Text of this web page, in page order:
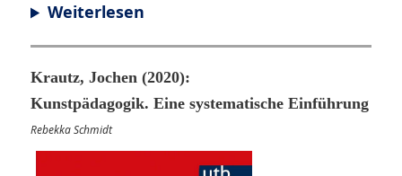
Weiterlesen
Krautz, Jochen (2020):
Kunstpädagogik. Eine systematische Einführung
Rebekka Schmidt